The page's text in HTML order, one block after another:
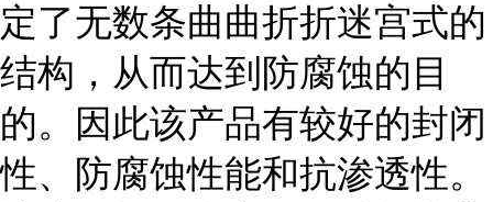
定了无数条曲曲折折迷宫式的
结构，从而达到防腐蚀的目
的。因此该产品有较好的封闭
性、防腐蚀性能和抗渗透性。